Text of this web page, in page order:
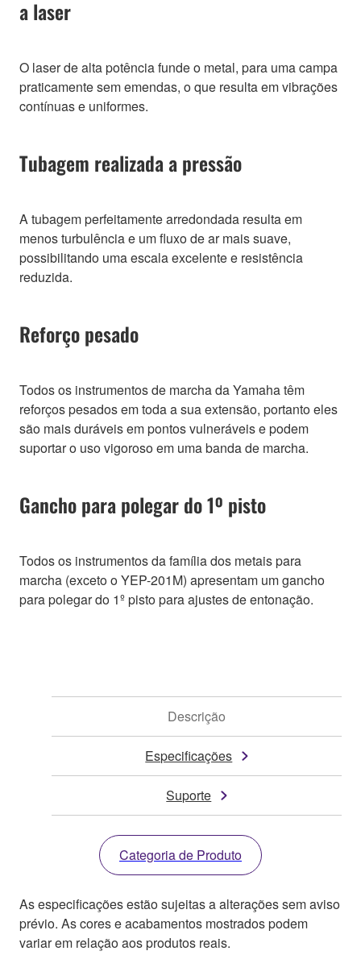
a laser
O laser de alta potência funde o metal, para uma campa
praticamente sem emendas, o que resulta em vibrações
contínuas e uniformes.
Tubagem realizada a pressão
A tubagem perfeitamente arredondada resulta em
menos turbulência e um fluxo de ar mais suave,
possibilitando uma escala excelente e resistência
reduzida.
Reforço pesado
Todos os instrumentos de marcha da Yamaha têm
reforços pesados em toda a sua extensão, portanto eles
são mais duráveis em pontos vulneráveis e podem
suportar o uso vigoroso em uma banda de marcha.
Gancho para polegar do 1º pisto
Todos os instrumentos da família dos metais para
marcha (exceto o YEP-201M) apresentam um gancho
para polegar do 1º pisto para ajustes de entonação.
Descrição
Especificações
Suporte
Categoria de Produto
As especificações estão sujeitas a alterações sem aviso
prévio. As cores e acabamentos mostrados podem
variar em relação aos produtos reais.